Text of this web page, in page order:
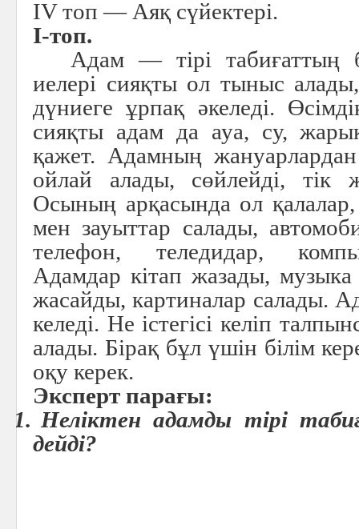
IV топ — Аяқ сүйектері.
I-топ.
Адам — тірі табиғаттың
иелері сияқты ол тыныс
дүниеге ұрпақ әкеледі.
сияқты адам да ауа, су,
қажет. Адамның
ойлай алады, сөйлейді, тік
Осының арқасында ол
мен зауыттар салады,
телефон, теледидар,
Адамдар кітап жазады,
жасайды, картиналар салады.
келеді. Не істегісі келіп
алады. Бірақ бұл үшін білім
оқу керек.
Эксперт парағы:
1. Неліктен адамды тірі
дейді?